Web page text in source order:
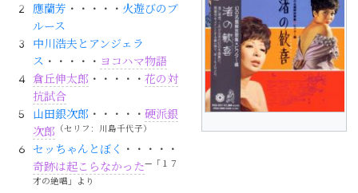
應蘭芳 ・・・・・ 火遊びのブ
ルース
中川浩夫とアンジェラ
ス ・・・・・ ヨコハマ物語
倉丘伸太郎 ・・・・・花の対
抗試合
山田銀次郎 ・・・・・硬派銀
次郎 （セリフ：川島千代子）
セッちゃんとぼく ・・・・・
奇跡は起こらなかった—「１７
才の絶唱」より